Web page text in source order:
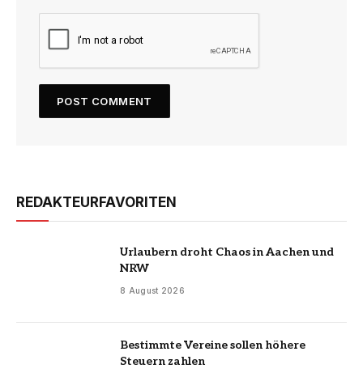
REDAKTEURFAVORITEN
Urlaubern droht Chaos in Aachen und
NRW
8 August 2026
Bestimmte Vereine sollen höhere
Steuern zahlen